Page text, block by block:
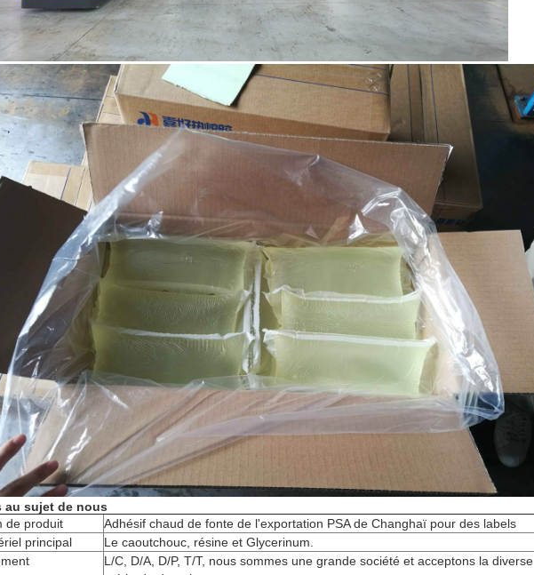
au sujet de nous
de produit
Adhésif chaud de fonte de l'exportation PSA de Changhaï pour des labels
principal
Le caoutchouc, résine et Glycerinum.
L/C, D/A, D/P, T/T, nous sommes une grande société et acceptons la diverse